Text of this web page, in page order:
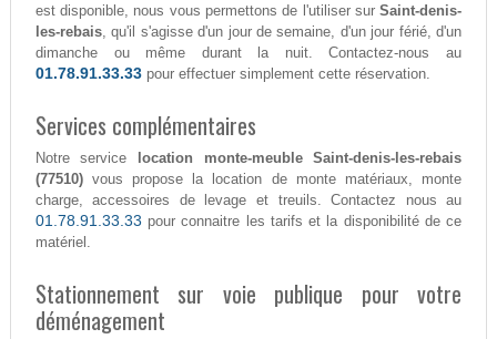
est disponible, nous vous permettons de l'utiliser surSaint-denis-
les-rebais, qu'il s'agisse d'un jour de semaine, d'un jour férié, d'un
dimanche ou même durant la nuit. Contactez-nous au
01.78.91.33.33 pour effectuer simplement cette réservation.
Services complémentaires
Notre service
location monte-meuble Saint-denis-les-rebais
(77510)vous propose la location de monte matériaux, monte
charge, accessoires de levage et treuils. Contactez nous au
01.78.91.33.33 pour connaitre les tarifs et la disponibilité de ce
matériel.
Stationnement sur voie publique pour votre
déménagement